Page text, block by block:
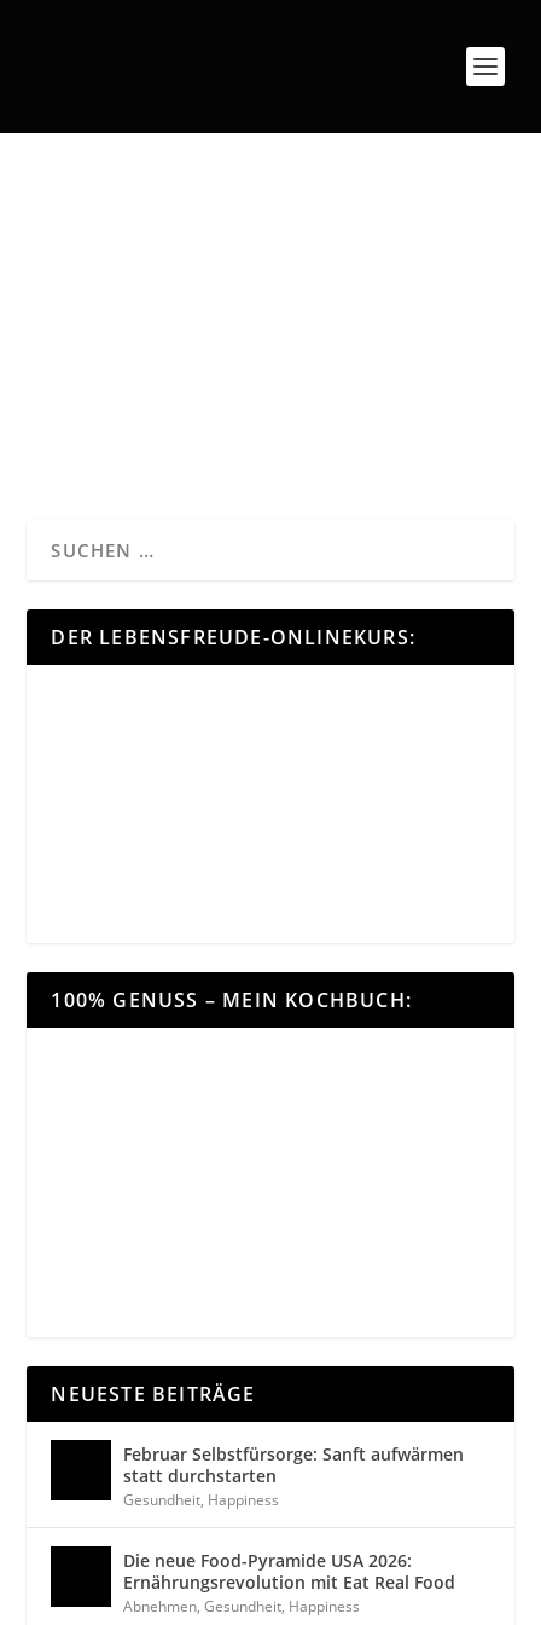
DER LEBENSFREUDE-ONLINEKURS:
100% GENUSS – MEIN KOCHBUCH:
NEUESTE BEITRÄGE
Februar Selbstfürsorge: Sanft aufwärmen
statt durchstarten
Gesundheit, Happiness
Die neue Food-Pyramide USA 2026:
Ernährungsrevolution mit Eat Real Food
Abnehmen,Gesundheit, Happiness